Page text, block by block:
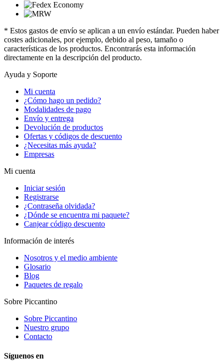
* Estos gastos de envío se aplican a un envío estándar. Pueden haber
costes adicionales, por ejemplo, debido al peso, tamaño o
características de los productos. Encontrarás esta información
directamente en la descripción del producto.
Ayuda y Soporte
Mi cuenta
¿Cómo hago un pedido?
Modalidades de pago
Envío y entrega
Devolución de productos
Ofertas y códigos de descuento
¿Necesitas más ayuda?
Empresas
Mi cuenta
Iniciar sesión
Registrarse
¿Contraseña olvidada?
¿Dónde se encuentra mi paquete?
Canjear código descuento
Información de interés
Nosotros y el medio ambiente
Glosario
Blog
Paquetes de regalo
Sobre Piccantino
Sobre Piccantino
Nuestro grupo
Contacto
Síguenos en